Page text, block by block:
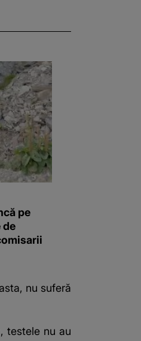
pe
de
nu suferă
testele nu au